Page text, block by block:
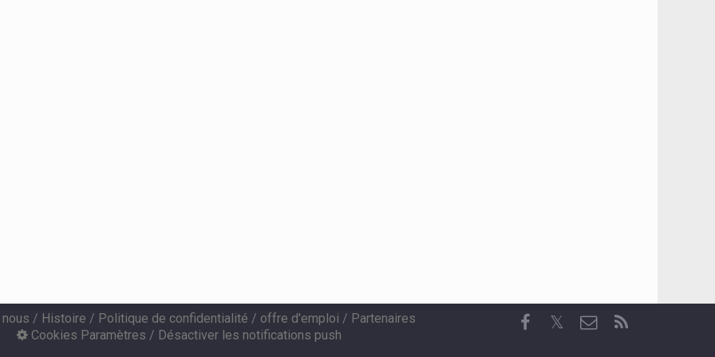
/ Histoire / Politique de confidentialité / offre d'emploi / Partenaires
Cookies Paramètres / Désactiver les notifications push
𝕏